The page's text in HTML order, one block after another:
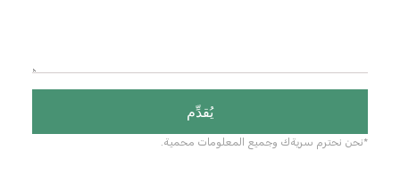
يُقدِّم
*نحن نحترم سريةك وجميع المعلومات محمية.